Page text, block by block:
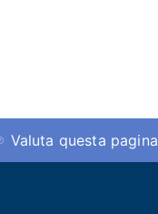
Valuta questa pagina